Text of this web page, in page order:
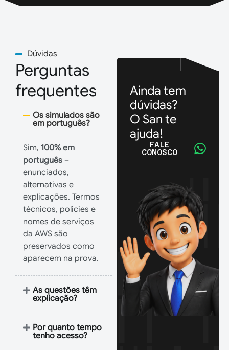
Dúvidas
Perguntas
frequentes
Os simulados são
em português?
Sim, 100% em
português –
enunciados,
alternativas e
explicações. Termos
técnicos, policies e
nomes de serviços
da AWS são
preservados como
aparecem na prova.
As questões têm
explicação?
Por quanto tempo
tenho acesso?
Ainda tem
dúvidas?
O San te
ajuda!
FALE
CONOSCO